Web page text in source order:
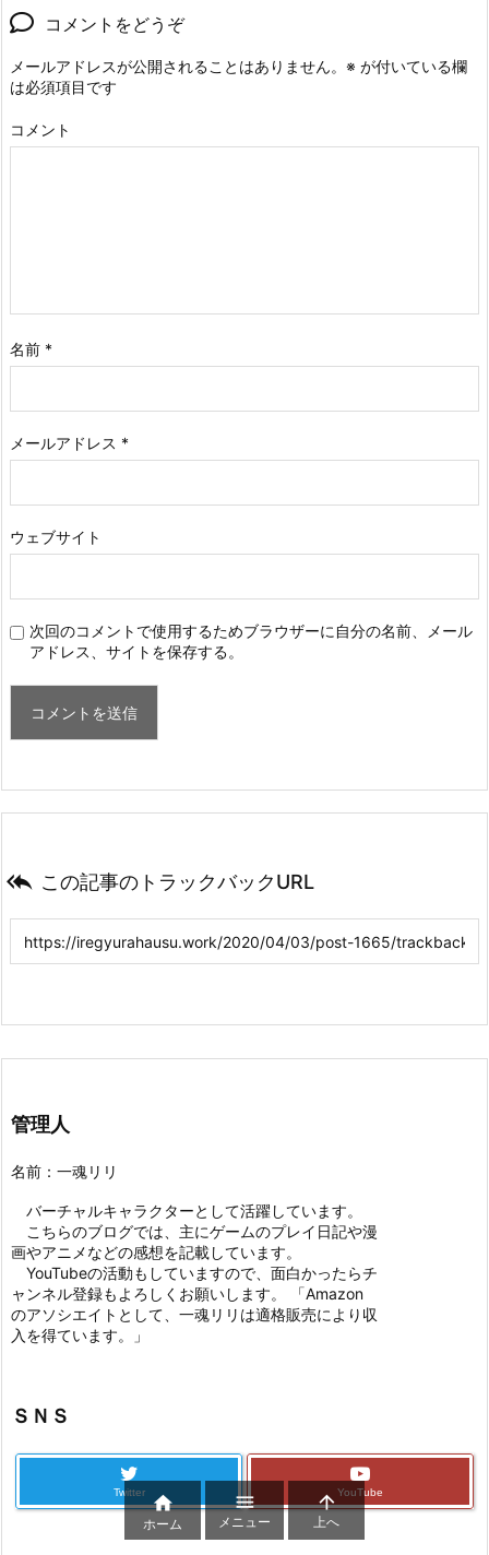
コメントをどうぞ
メールアドレスが公開されることはありません。 ※ が付いている欄
は必須項目です
コメント
名前 *
メールアドレス *
ウェブサイト
次回のコメントで使用するためブラウザーに自分の名前、メール
アドレス、サイトを保存する。
 この記事のトラックバックURL
管理人
名前：一魂リリ
バーチャルキャラクターとして活躍しています。
こちらのブログでは、主にゲームのプレイ日記や漫
画やアニメなどの感想を記載しています。
YouTubeの活動もしていますので、面白かったらチ
ャンネル登録もよろしくお願いします。 「Amazon
のアソシエイトとして、一魂リリは適格販売により収
入を得ています。」
ＳＮＳ
Twitter YouTube

ホーム

メニュー

上へ